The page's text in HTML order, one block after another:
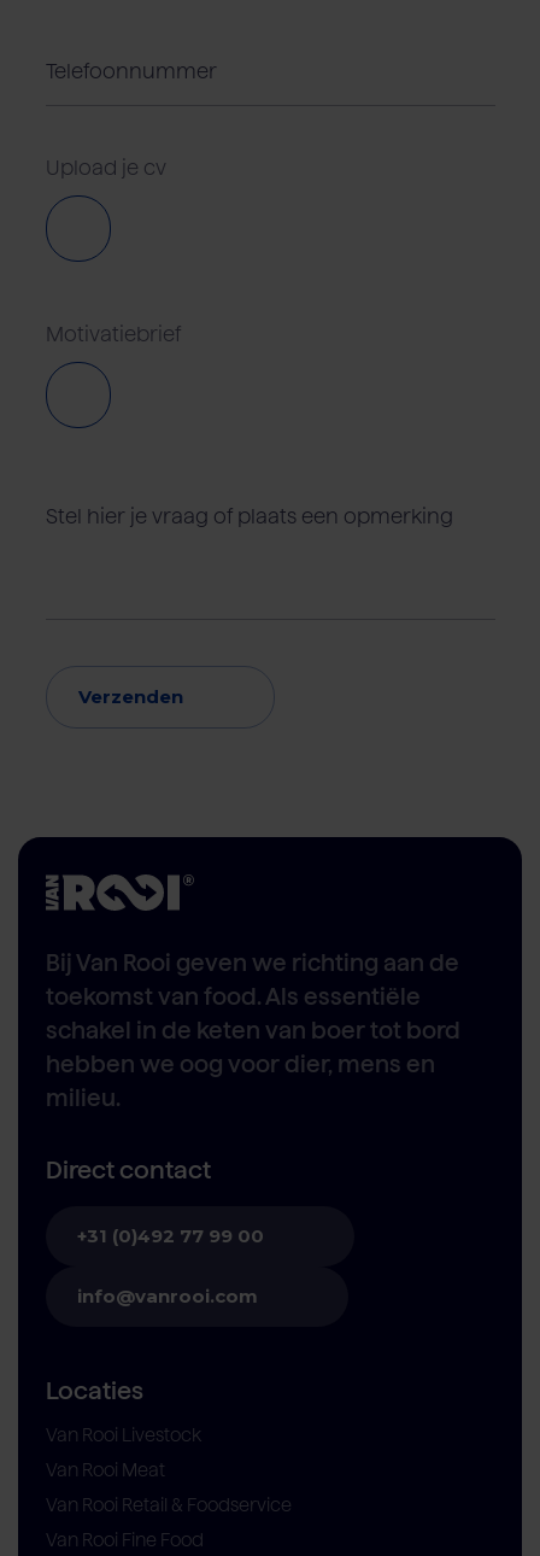
Upload je cv
Motivatiebrief
Verzenden
Bij Van Rooi geven we richting aan de
toekomst van food. Als essentiële
schakel in de keten van boer tot bord
hebben we oog voor dier, mens en
milieu.
Direct contact
+31 (0)492 77 99 00
info@vanrooi.com
Locaties
Van Rooi Livestock
Van Rooi Meat
Van Rooi Retail & Foodservice
Van Rooi Fine Food